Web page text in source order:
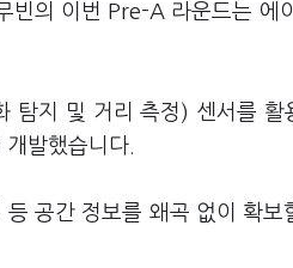
빈의 이번 Pre-A 라운드는 에
탐지 및 거리 측정) 센서를 활
발했습니다.
등 공간 정보를 왜곡 없이 확